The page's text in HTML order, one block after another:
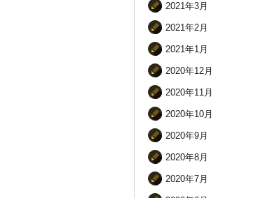
2021年3月
2021年2月
2021年1月
2020年12月
2020年11月
2020年10月
2020年9月
2020年8月
2020年7月